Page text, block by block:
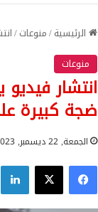
الرئيسية/منوعات/
منوعات
انتشار
ضجة كبيرة
الجمعة, 22 ديسمبر, 2023
فيسبوك‫X